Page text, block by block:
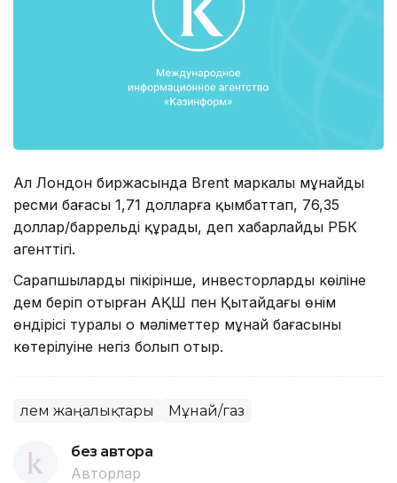
Ал Лондон биржасында Brent маркалы мұнайдың
ресми бағасы 1,71 долларға қымбаттап, 76,35
доллар/баррельді құрады, деп хабарлайды РБК
агенттігі.
Сарапшылардың пікірінше, инвесторлардың көңіліне
дем беріп отырған АҚШ пен Қытайдағы өнім
өндірісі туралы оң мәліметтер мұнай бағасының
көтерілуіне негіз болып отыр.
Әлем жаңалықтары Мұнай/газ
без автора
Авторлар